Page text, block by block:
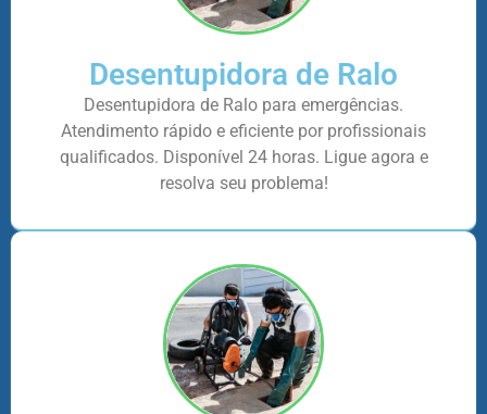
Desentupidora de Ralo
Desentupidora de Ralo para emergências.
Atendimento rápido e eficiente por profissionais
qualificados. Disponível 24 horas. Ligue agora e
resolva seu problema!